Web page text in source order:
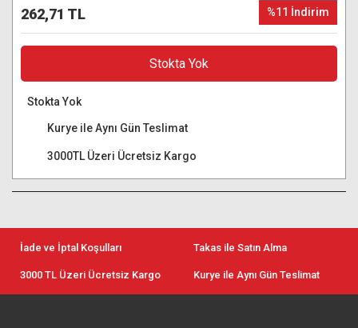
262,71 TL
%11 İndirim
Stokta Yok
Stokta Yok
Kurye ile Aynı Gün Teslimat
3000TL Üzeri Ücretsiz Kargo
İade ve İptal Koşulları Takas ile Satın Alma
3000 TL Üzeri Ücretsiz Kargo Kurye ile Aynı Gün Teslimat